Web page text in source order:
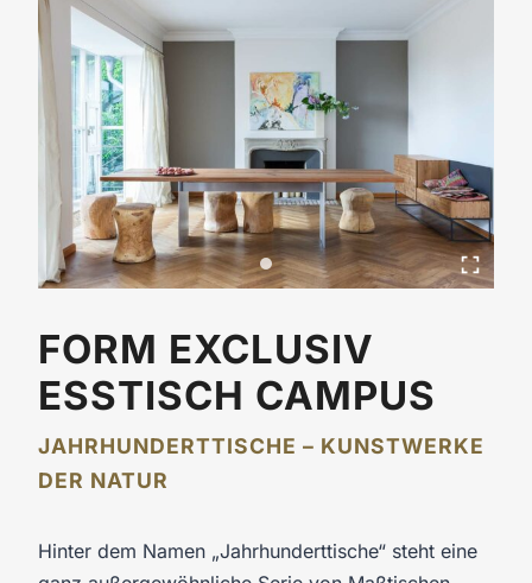
FORM EXCLUSIV
ESSTISCH CAMPUS
JAHRHUNDERTTISCHE – KUNSTWERKE
DER NATUR
Hinter dem Namen „Jahrhunderttische“ steht eine